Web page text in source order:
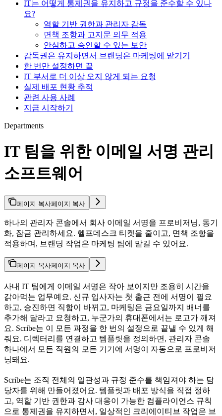
IT는 어떻게 통제권을 유지하고 규정을 준수할 수 있나
요?
역할 기반 권한과 관리자 감독
면책 조항과 고지문 의무 적용
안심하고 승인할 수 있는 보안
감독권은 유지하면서 브랜딩은 마케팅에 맡기기
한 번만 설정하면 끝
IT 부서로 더 이상 오지 않게 되는 요청
실제 배포 현황 추적
관련 사용 사례
지금 시작하기
Departments
IT 팀을 위한 이메일 서명 관리
소프트웨어
페이지 복사페이지 복사
하나의 관리자 콘솔에서 회사 이메일 서명을 프로비저닝, 동기
화, 잠금 관리하세요. 헬프데스크 티켓을 줄이고, 면책 조항을
적용하며, 브랜딩 작업은 마케팅 팀에 맡길 수 있어요.
페이지 복사페이지 복사
사내 IT 팀에게 이메일 서명은 작아 보이지만 조용히 시간을
갉아먹는 업무예요. 신규 입사자는 첫 출근 전에 서명이 필요
하고, 승진하면 직함이 바뀌고, 마케팅은 금요일까지 배너를
추가해 달라고 요청하고, 누군가의 휴대폰에서는 로고가 깨져
요. Scribe는 이 모든 과정을 한 번의 설정으로 끝낼 수 있게 해
줘요. 디렉터리를 연결하고 템플릿을 정의하면, 관리자 콘솔
하나에서 모든 직원의 모든 기기에 서명이 자동으로 프로비저
닝돼요.
Scribe는 조직 전체의 일관성과 규정 준수를 책임져야 하는 담
당자를 위해 만들어졌어요. 템플릿과 배포 방식을 직접 정하
고, 역할 기반 권한과 감사 대응이 가능한 컴플라이언스 규칙
으로 통제권을 유지하면서, 일상적인 크리에이티브 작업은 브